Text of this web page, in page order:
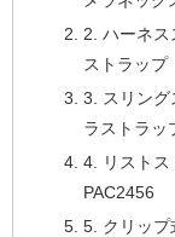
2. ハーネス
ストラップ
3. スリング
ラストラッ
4. リストス
PAC2456
5. クリップ